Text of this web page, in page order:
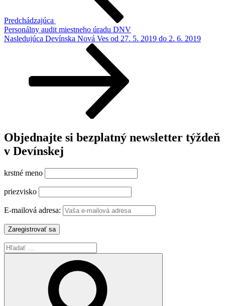
Predchádzajúca
Personálny audit miestneho úradu DNV
Ďalší
Nasledujúca Devínska Nová Ves od 27. 5. 2019 do 2. 6. 2019
Objednajte si bezplatný newsletter týždeň
v Devínskej
krstné meno
priezvisko
E-mailová adresa:
Hľadať: